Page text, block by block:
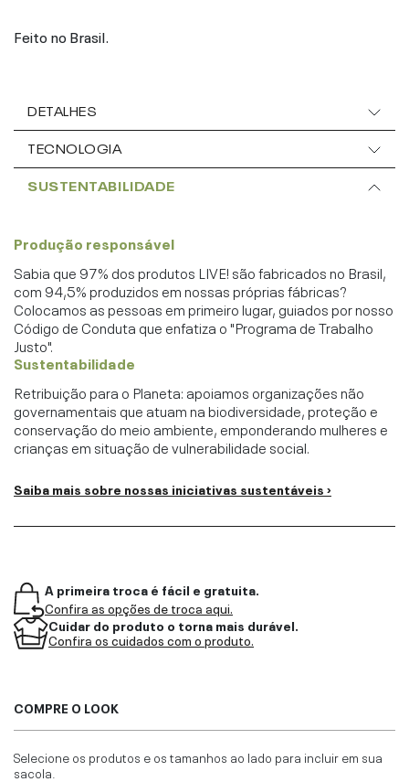
Feito no Brasil.
DETALHES
TECNOLOGIA
SUSTENTABILIDADE
Produção responsável
Sabia que 97% dos produtos LIVE! são fabricados no Brasil,
com 94,5% produzidos em nossas próprias fábricas?
Colocamos as pessoas em primeiro lugar, guiados por nosso
Código de Conduta que enfatiza o "Programa de Trabalho
Justo".
Sustentabilidade
Retribuição para o Planeta: apoiamos organizações não
governamentais que atuam na biodiversidade, proteção e
conservação do meio ambiente, emponderando mulheres e
crianças em situação de vulnerabilidade social.
Saiba mais sobre nossas iniciativas sustentáveis ›
A primeira troca é fácil e gratuita.
Confira as opções de troca aqui.
Cuidar do produto o torna mais durável.
Confira os cuidados com o produto.
COMPRE O LOOK
Selecione os produtos e os tamanhos ao lado para incluir em sua
sacola.